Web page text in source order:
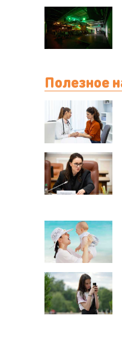
Полезное